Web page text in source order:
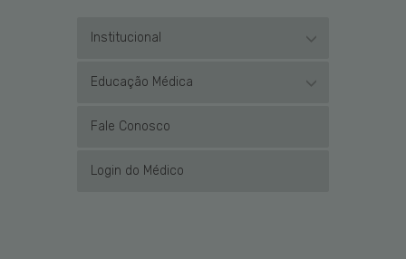
Institucional
Educação Médica
Fale Conosco
Login do Médico